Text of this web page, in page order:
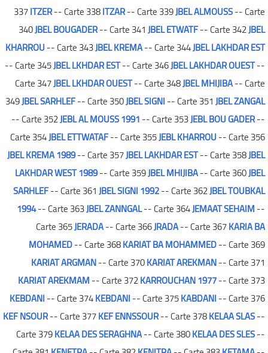
337ITZER-- Carte 338ITZAR-- Carte 339JBEL ALMOUSS-- Carte
340JBEL BOUGADER-- Carte 341JBEL ETWATF-- Carte 342JBEL
KHARROU-- Carte 343JBEL KREMA-- Carte 344JBEL LAKHDAR EST
-- Carte 345JBEL LKHDAR EST-- Carte 346JBEL LAKHDAR OUEST--
Carte 347JBEL LKHDAR OUEST-- Carte 348JBEL MHIJIBA-- Carte
349JBEL SARHLEF-- Carte 350JBEL SIGNI-- Carte 351JBEL ZANGAL
-- Carte 352JEBL AL MOUSS 1991-- Carte 353JEBL BOU GADER--
Carte 354JBEL ETTWATAF-- Carte 355JEBL KHARROU-- Carte 356
JBEL KREMA 1989-- Carte 357JBEL LAKHDAR EST-- Carte 358JBEL
LAKHDAR WEST 1989-- Carte 359JBEL MHIJIBA-- Carte 360JBEL
SARHLEF-- Carte 361JBEL SIGNI 1992-- Carte 362JBEL TOUBKAL
1994-- Carte 363JBEL ZANNGAL-- Carte 364JEMAAT SEHAIM--
Carte 365JERADA-- Carte 366JRADA-- Carte 367KARIA BA
MOHAMED-- Carte 368KARIAT BA MOHAMMED-- Carte 369
KARIAT ARGMAN-- Carte 370KARIAT AREKMAN-- Carte 371
KARIAT AREKMAM-- Carte 372KARROUCHAN 1977-- Carte 373
KEBDANI-- Carte 374KEBDANI-- Carte 375KABDANI-- Carte 376
KEF NSOUR-- Carte 377KEF ENNSSOUR-- Carte 378KELAA SLAS--
Carte 379KELAA DES SERAGHNA-- Carte 380KELAA DES SLES--